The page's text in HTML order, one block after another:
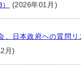
(2026年01月)
、日本政府への質問
月)